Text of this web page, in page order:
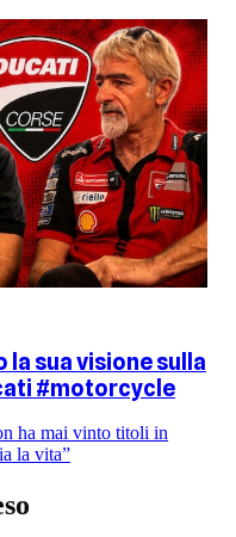
la sua visione sulla
#motorcycle
ha mai vinto titoli in
la vita”